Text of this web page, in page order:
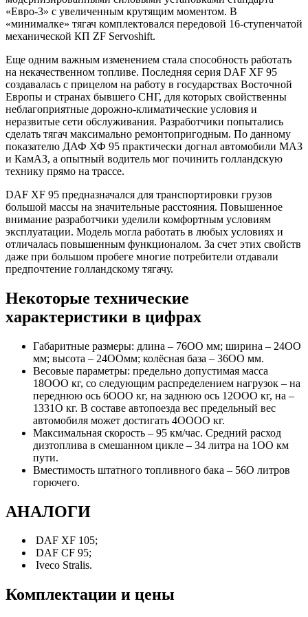
«Евро-3» с увеличенным крутящим моментом. В
«минималке» тягач комплектовался передовой 16-ступенчатой
механической КП ZF Servoshift.
Еще одним важным изменением стала способность работать
на некачественном топливе. Последняя серия DAF XF 95
создавалась с прицелом на работу в государствах Восточной
Европы и странах бывшего СНГ, для которых свойственны
неблагоприятные дорожно-климатические условия и
неразвитые сети обслуживания. Разработчики попытались
сделать тягач максимально ремонтопригодным. По данному
показателю ДАФ ХФ 95 практически догнал автомобили МАЗ
и КамАЗ, а опытный водитель мог починить голландскую
технику прямо на трассе.
DAF XF 95 предназначался для транспортировки грузов
большой массы на значительные расстояния. Повышенное
внимание разработчики уделили комфортным условиям
эксплуатации. Модель могла работать в любых условиях и
отличалась повышенным функционалом. За счет этих свойств
даже при большом пробеге многие потребители отдавали
предпочтение голландскому тягачу.
Некоторые технические
характеристики в цифрах
Габаритные размеры: длина – 76OO мм; ширина – 24OO
мм; высота – 24OOмм; колёсная база – 36OO мм.
Весовые параметры: предельно допустимая масса
18OOO кг, со следующим распределением нагрузок – на
переднюю ось 6OOO кг, на заднюю ось 12OOO кг, на –
1331O кг. В составе автопоезда вес предельный вес
автомобиля может достигать 4OOOO кг.
Максимальная скорость – 95 км/час. Средний расход
дизтоплива в смешанном цикле – 34 литра на 1OO км
пути.
Вместимость штатного топливного бака – 56O литров
горючего.
АНАЛОГИ
DAF XF 105;
DAF CF 95;
Iveco Stralis.
Комплектации и цены